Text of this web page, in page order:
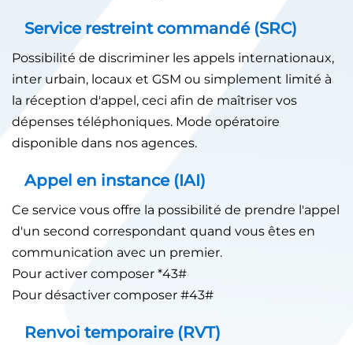
Service restreint commandé (SRC)
Possibilité de discriminer les appels internationaux,
inter urbain, locaux et GSM ou simplement limité à
la réception d'appel, ceci afin de maîtriser vos
dépenses téléphoniques. Mode opératoire
disponible dans nos agences.
Appel en instance (IAI)
Ce service vous offre la possibilité de prendre l'appel
d'un second correspondant quand vous êtes en
communication avec un premier.
Pour activer composer *43#
Pour désactiver composer #43#
Renvoi temporaire (RVT)